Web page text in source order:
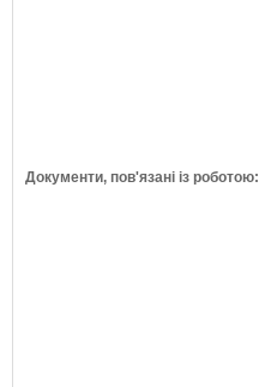
Документи, пов'язані із роботою: